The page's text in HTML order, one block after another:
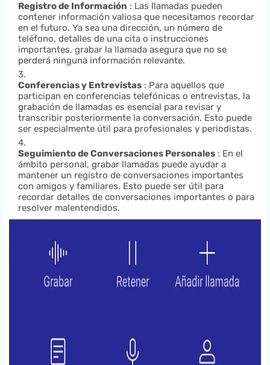
Registro de Información : Las llamadas pueden
contener información valiosa que necesitamos recordar
en el futuro. Ya sea una dirección, un número de
teléfono, detalles de una cita o instrucciones
importantes, grabar la llamada asegura que no se
perderá ninguna información relevante.
Conferencias y Entrevistas : Para aquellos que
participan en conferencias telefónicas o entrevistas, la
grabación de llamadas es esencial para revisar y
transcribir posteriormente la conversación. Esto puede
ser especialmente útil para profesionales y periodistas.
Seguimiento de Conversaciones Personales : En el
ámbito personal, grabar llamadas puede ayudar a
mantener un registro de conversaciones importantes
con amigos y familiares. Esto puede ser útil para
recordar detalles de conversaciones importantes o para
resolver malentendidos.